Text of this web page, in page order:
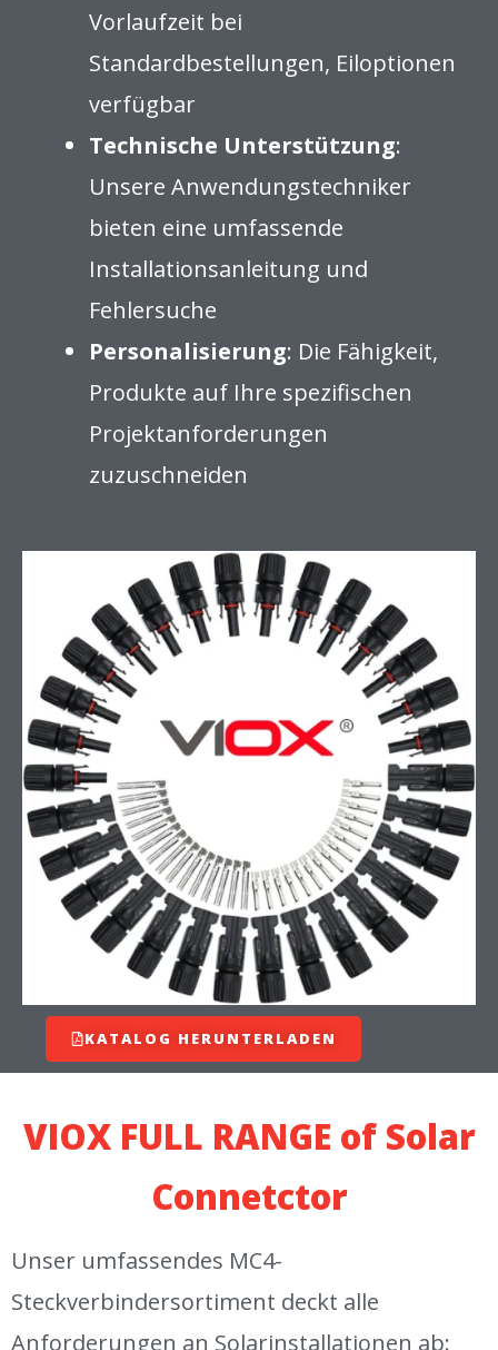
Vorlaufzeit bei
Standardbestellungen, Eiloptionen
verfügbar
Technische Unterstützung:
Unsere Anwendungstechniker
bieten eine umfassende
Installationsanleitung und
Fehlersuche
Personalisierung: Die Fähigkeit,
Produkte auf Ihre spezifischen
Projektanforderungen
zuzuschneiden
KATALOG HERUNTERLADEN
VIOX FULL RANGE of Solar
Connetctor
Unser umfassendes MC4-
Steckverbindersortiment deckt alle
Anforderungen an Solarinstallationen ab: